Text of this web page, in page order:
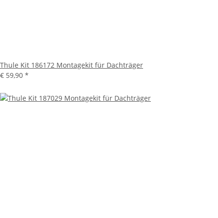
Thule Kit 186172 Montagekit für Dachträger
€ 59,90 *